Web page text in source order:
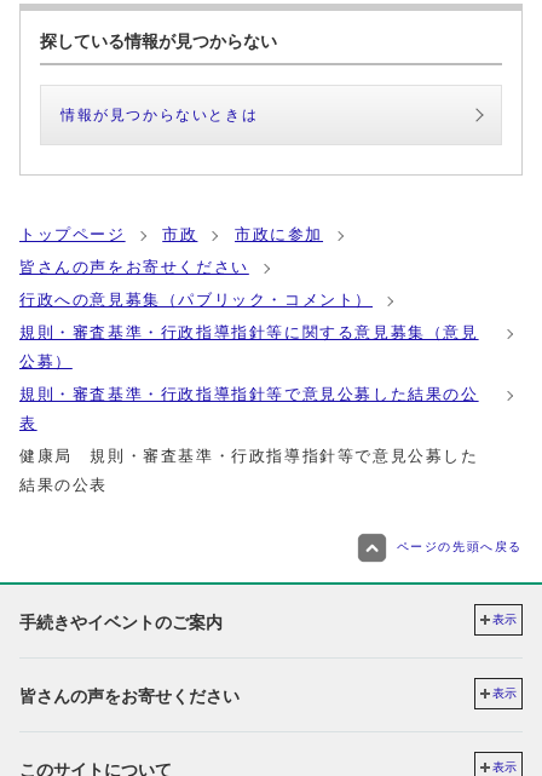
探している情報が見つからない
情報が見つからないときは
トップページ 市政
市政に参加
皆さんの声をお寄せください
行政への意見募集（パブリック・コメント）
規則・審査基準・行政指導指針等に関する意見募集（意見
公募）
規則・審査基準・行政指導指針等で意見公募した結果の公
表
健康局 規則・審査基準・行政指導指針等で意見公募した
結果の公表
ページの先頭へ戻る
手続きやイベントのご案内 表示
皆さんの声をお寄せください 表示
このサイトについて 表示